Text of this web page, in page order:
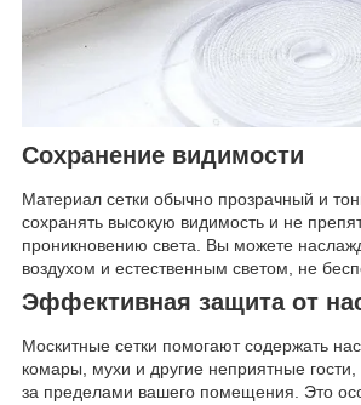
Сохранение видимости
Материал сетки обычно прозрачный и
сохранять высокую видимость и не
проникновению света. Вы можете
воздухом и естественным светом, не
Эффективная защита от
Москитные сетки помогают содержать
комары, мухи и другие неприятные гости,
за пределами вашего помещения. Это